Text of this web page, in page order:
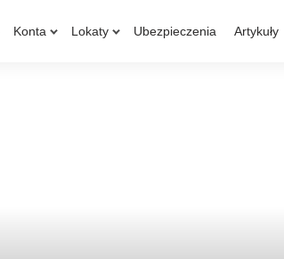
Konta Lokaty Ubezpieczenia Artykuły